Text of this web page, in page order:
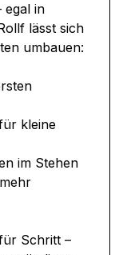
egal in
lässt sich
umbauen:
kleine
im Stehen
Schritt –